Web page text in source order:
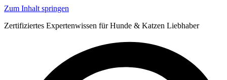
Zum Inhalt springen
Zertifiziertes Expertenwissen für Hunde & Katzen Liebhaber